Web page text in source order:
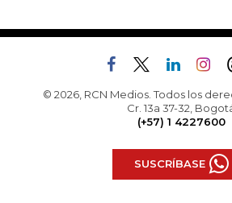
© 2026, RCN Medios. Todos los
Cr. 13a 37-32,
(+57) 1 4227600
SUSCRÍBASE